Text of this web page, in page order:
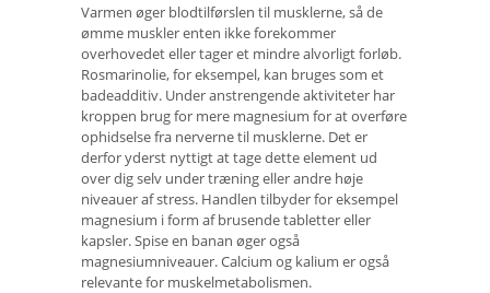
Varmen øger blodtilførslen til musklerne, så de
ømme muskler enten ikke forekommer
overhovedet eller tager et mindre alvorligt forløb.
Rosmarinolie, for eksempel, kan bruges som et
badeadditiv. Under anstrengende aktiviteter har
kroppen brug for mere magnesium for at overføre
ophidselse fra nerverne til musklerne. Det er
derfor yderst nyttigt at tage dette element ud
over dig selv under træning eller andre høje
niveauer af stress. Handlen tilbyder for eksempel
magnesium i form af brusende tabletter eller
kapsler. Spise en banan øger også
magnesiumniveauer. Calcium og kalium er også
relevante for muskelmetabolismen.